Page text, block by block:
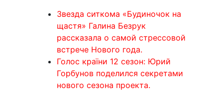
Звезда ситкома «Будиночок на
щастя» Галина Безрук
рассказала о самой стрессовой
встрече Нового года.
Голос країни 12 сезон: Юрий
Горбунов поделился секретами
нового сезона проекта.